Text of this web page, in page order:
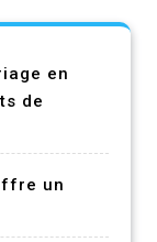
en
de
un